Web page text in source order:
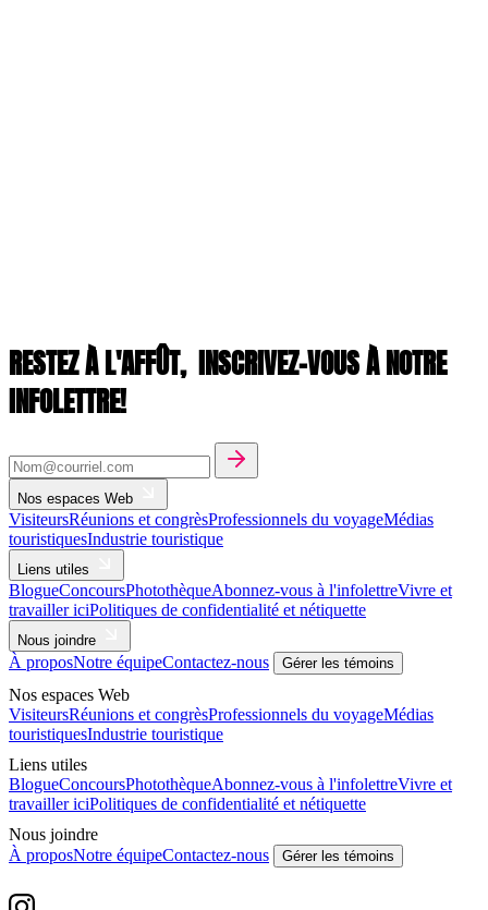
RESTEZ À L'AFFÛT, INSCRIVEZ-VOUS À NOTRE
INFOLETTRE!
Nos espaces Web
VisiteursRéunions et congrèsProfessionnels du voyageMédias
touristiquesIndustrie touristique
Liens utiles
BlogueConcoursPhotothèqueAbonnez-vous à l'infolettreVivre et
travailler iciPolitiques de confidentialité et nétiquette
Nous joindre
À proposNotre équipeContactez-nous Gérer les témoins
Nos espaces Web
VisiteursRéunions et congrèsProfessionnels du voyageMédias
touristiquesIndustrie touristique
Liens utiles
BlogueConcoursPhotothèqueAbonnez-vous à l'infolettreVivre et
travailler iciPolitiques de confidentialité et nétiquette
Nous joindre
À proposNotre équipeContactez-nous Gérer les témoins